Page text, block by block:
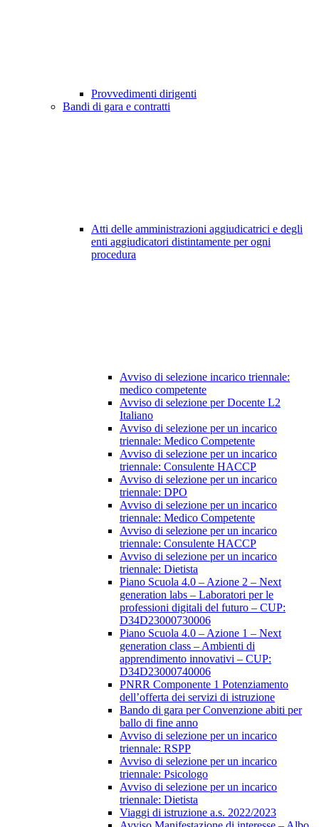
Provvedimenti dirigenti
Bandi di gara e contratti
Atti delle amministrazioni aggiudicatrici e degli
enti aggiudicatori distintamente per ogni
procedura
Avviso di selezione incarico triennale:
medico competente
Avviso di selezione per Docente L2
Italiano
Avviso di selezione per un incarico
triennale: Medico Competente
Avviso di selezione per un incarico
triennale: Consulente HACCP
Avviso di selezione per un incarico
triennale: DPO
Avviso di selezione per un incarico
triennale: Medico Competente
Avviso di selezione per un incarico
triennale: Consulente HACCP
Avviso di selezione per un incarico
triennale: Dietista
Piano Scuola 4.0 – Azione 2 – Next
generation labs – Laboratori per le
professioni digitali del futuro – CUP:
D34D23000730006
Piano Scuola 4.0 – Azione 1 – Next
generation class – Ambienti di
apprendimento innovativi – CUP:
D34D23000740006
PNRR Componente 1 Potenziamento
dell’offerta dei servizi di istruzione
Bando di gara per Convenzione abiti per
ballo di fine anno
Avviso di selezione per un incarico
triennale: RSPP
Avviso di selezione per un incarico
triennale: Psicologo
Avviso di selezione per un incarico
triennale: Dietista
Viaggi di istruzione a.s. 2022/2023